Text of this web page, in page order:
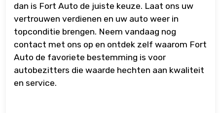
dan is Fort Auto de juiste keuze. Laat ons uw
vertrouwen verdienen en uw auto weer in
topconditie brengen. Neem vandaag nog
contact met ons op en ontdek zelf waarom Fort
Auto de favoriete bestemming is voor
autobezitters die waarde hechten aan kwaliteit
en service.